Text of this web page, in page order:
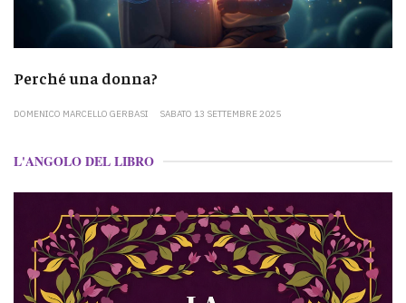
Perché una donna?
DOMENICO MARCELLO GERBASI SABATO 13 SETTEMBRE 2025
L'ANGOLO DEL LIBRO